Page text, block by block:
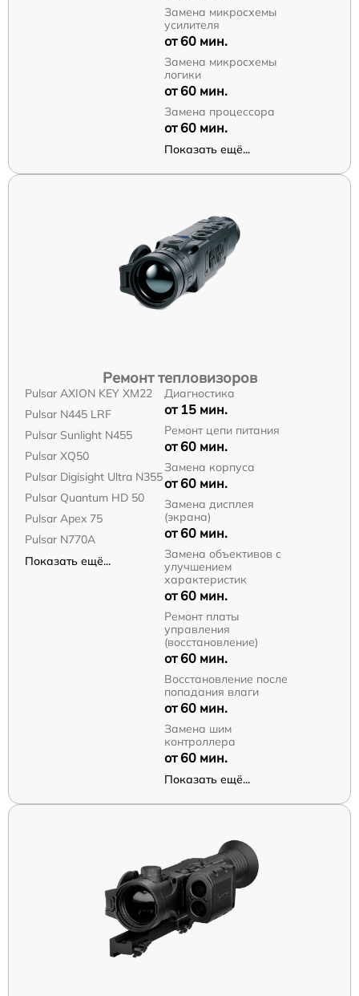
Замена микросхемы
усилителя
от 60 мин.
Замена микросхемы
логики
от 60 мин.
Замена процессора
от 60 мин.
Показать ещё...
Ремонт тепловизоров
Pulsar AXION KEY XM22
Pulsar N445 LRF
Pulsar Sunlight N455
Pulsar XQ50
Pulsar Digisight Ultra N355
Pulsar Quantum HD 50
Pulsar Apex 75
Pulsar N770A
Показать ещё...
Диагностика
от 15 мин.
Ремонт цепи питания
от 60 мин.
Замена корпуса
от 60 мин.
Замена дисплея
(экрана)
от 60 мин.
Замена объективов с
улучшением
характеристик
от 60 мин.
Ремонт платы
управления
(восстановление)
от 60 мин.
Восстановление после
попадания влаги
от 60 мин.
Замена шим
контроллера
от 60 мин.
Показать ещё...